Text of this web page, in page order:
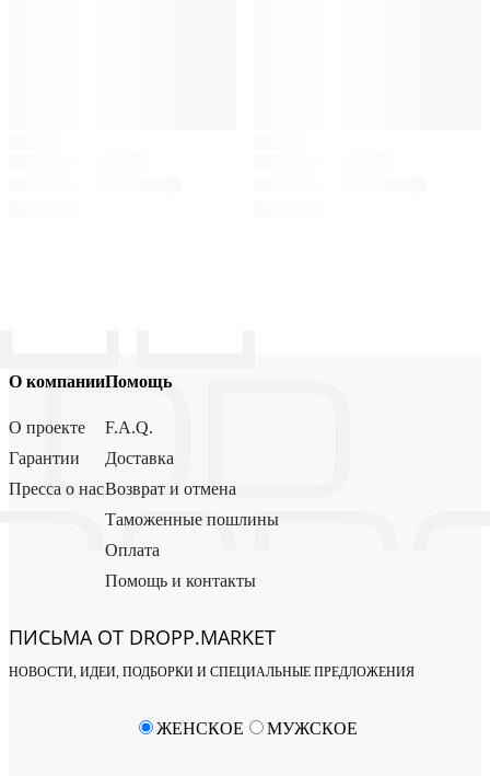
О компании
О проекте
Гарантии
Пресса о нас
Помощь
F.A.Q.
Доставка
Возврат и отмена
Таможенные пошлины
Оплата
Помощь и контакты
ПИСЬМА ОТ DROPP.MARKET
НОВОСТИ, ИДЕИ, ПОДБОРКИ И СПЕЦИАЛЬНЫЕ ПРЕДЛОЖЕНИЯ
ЖЕНСКОЕ МУЖСКОЕ